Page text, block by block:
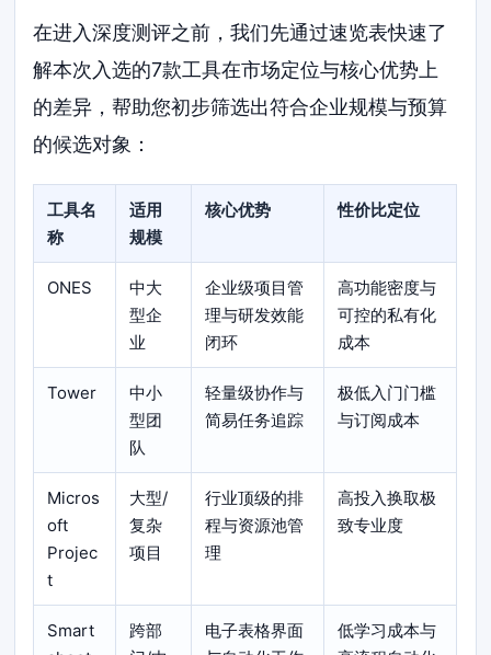
在进入深度测评之前，我们先通过速览表快速了
解本次入选的7款工具在市场定位与核心优势上
的差异，帮助您初步筛选出符合企业规模与预算
的候选对象：
工具名
称
适用
规模
核心优势 性价比定位
ONES
中大
型企
业
企业级项目管
理与研发效能
闭环
高功能密度与
可控的私有化
成本
Tower
中小
型团
队
轻量级协作与
简易任务追踪
极低入门门槛
与订阅成本
Micros
oft
Projec
t
大型/
复杂
项目
行业顶级的排
程与资源池管
理
高投入换取极
致专业度
Smart
跨部
电子表格界面
低学习成本与